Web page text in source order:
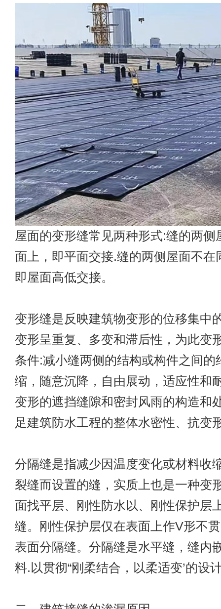
屋面的变形缝常见两种形式:缝的两侧
面上，即平面交接.缝的两侧屋面不在
即屋面高低交接。
变形缝是反映建筑物变形的位移集中
变形呈重复、多变和滞后性，为此变
条件:减小缝两侧的结构或构件之间的
缩，随意沉降，自由展动，适应性和
变形的遮挡缝隙和密封风雨的构造和
足建筑防水工程的整体水密性、抗变
分隔缝是指减少因温度变化或材料收
裂缝而设置的缝，实质上也是一种变
面找平层、刚性防水以、刚性保护层
缝。刚性保护层仅在表面上作V形不
表面分隔缝。分隔缝是水平缝，缝内
料.以贯彻“刚柔结合，以柔适变’的设